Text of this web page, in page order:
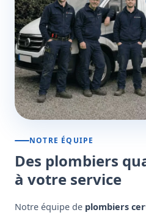
NOTRE ÉQUIPE
Des plombiers
à votre service
Notre équipe de plombiers